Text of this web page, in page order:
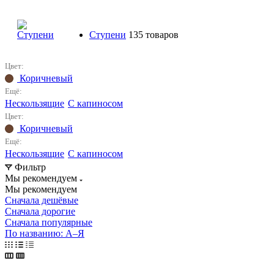
Ступени 135 товаров
Цвет:
Коричневый
Ещё:
Нескользящие С капиносом
Цвет:
Коричневый
Ещё:
Нескользящие С капиносом
Фильтр
Мы рекомендуем
Мы рекомендуем
Сначала дешёвые
Сначала дорогие
Сначала популярные
По названию: А–Я